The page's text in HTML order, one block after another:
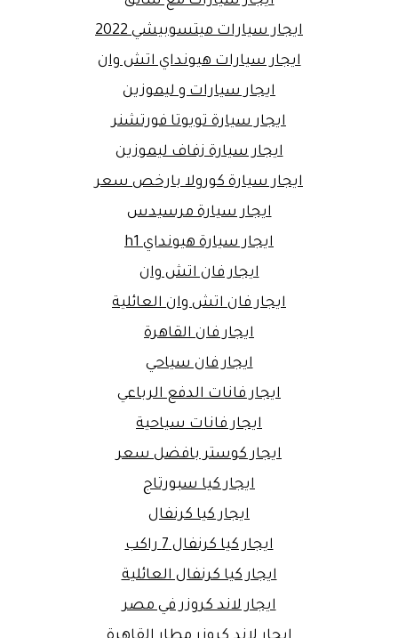
ايجار سيارات ميتسوبيشي 2022
ايجار سيارات هيونداي اتش وان
ايجار سيارات و ليموزين
ايجار سيارة تويوتا فورتشنر
ايجار سيارة زفاف ليموزين
ايجار سيارة كورولا بارخص سعر
ايجار سيارة مرسيدس
ايجار سيارة هيونداي h1
ايجار فان اتش وان
ايجار فان اتش وان العائلية
ايجار فان القاهرة
ايجار فان سياحي
ايجار فانات الدفع الرباعي
ايجار فانات سياحية
ايجار كوستر بافضل سعر
ايجار كيا سبورتاج
ايجار كيا كرنفال
ايجار كيا كرنفال 7 راكب
ايجار كيا كرنفال العائلية
ايجار لاند كروزر في مصر